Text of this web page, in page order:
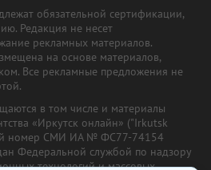
обязательной сертификации,
Редакция не несет
рекламных материалов.
на основе материалов,
Все рекламные предложения не
в том числе и материалы
«Иркутск онлайн» ("Irkutsk
номер СМИ ИА № ФС77-74154
Федеральной службой по надзору
технологий и массовых